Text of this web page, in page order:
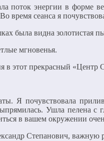
поток энергии в форме
время сеанса я
была видна золотистая
мгновенья.
в этот прекрасный
Я почувствовала
Ушла пелена
в вашем окружении
Степанович, важную